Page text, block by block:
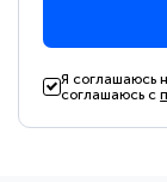
Я соглашаюсь
соглашаюсь с